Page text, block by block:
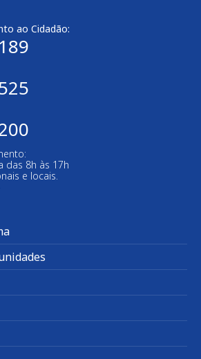
ao Cidadão:
das 8h às 17h
e locais.